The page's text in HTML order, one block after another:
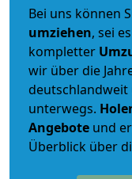
Bei uns können
umziehen, sei
kompletter
wir über die
unterwegs.
Angebote und
Überblick über